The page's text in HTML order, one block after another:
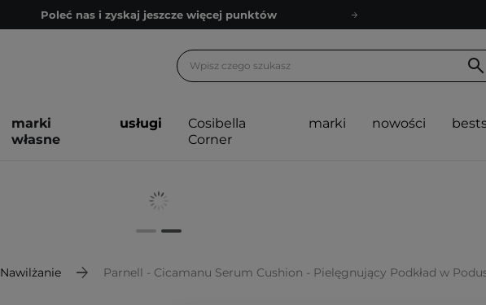
Bezpłatne konsultacje kosmetologiczne
Poleć nas i zyskaj jeszcze więcej punktów
marki
własne
usługi
Cosibella
Corner
marki nowości
Nawilżanie Parnell - Cicamanu Serum Cushion - Pielęgnujący Podkład w